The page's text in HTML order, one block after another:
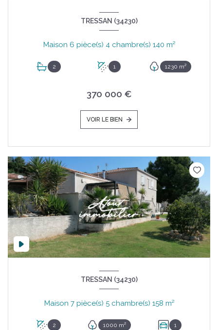
TRESSAN (34230)
Maison 6 pièce(s) 4 chambre(s) 140 m²
2 1 1230 m²
370 000 €
VOIR LE BIEN
TRESSAN (34230)
Maison 7 pièce(s) 5 chambre(s) 158 m²
2 1000 m² 1